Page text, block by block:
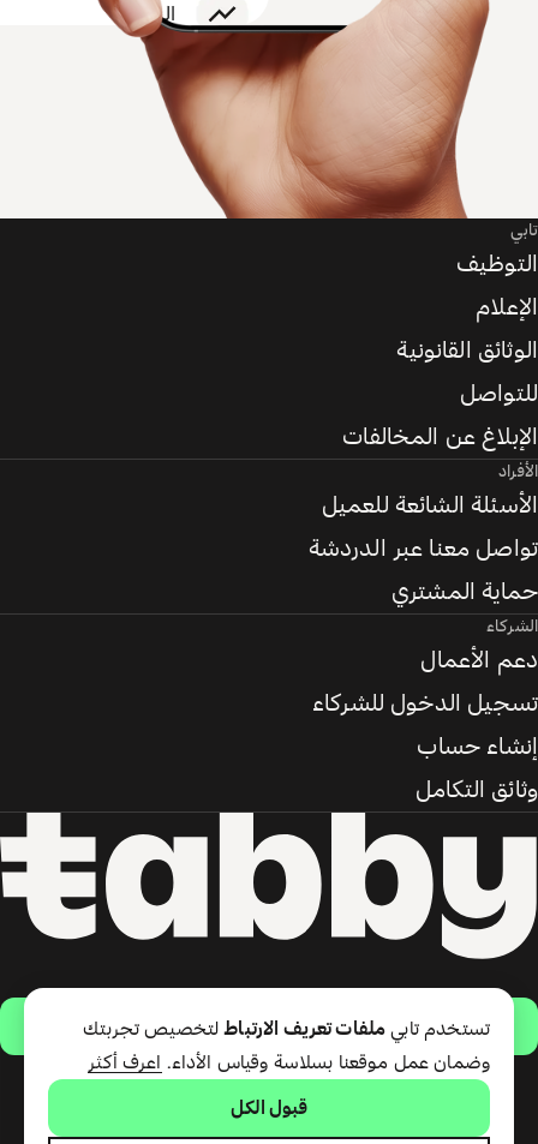
حمّل التطبيق
تقدّم شركة تابي ذ.م.م خدمة الدفع
تابي
التوظيف
الإعلام
الوثائق القانونية
للتواصل
الإبلاغ عن المخالفات
الأفراد
الأسئلة الشائعة للعميل
تواصل معنا عبر الدردشة
حماية المشتري
الشركاء
دعم الأعمال
تسجيل الدخول للشركاء
إنشاء حساب
وثائق التكامل
تستخدم تابي ملفات تعريف الارتباطلتخصيص تجربتك
وضمان عمل موقعنا بسلاسة وقياس الأداء.
اعرف أكثر
قبول الكل